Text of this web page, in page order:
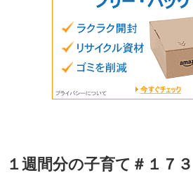
１週間分の子育て＃１７